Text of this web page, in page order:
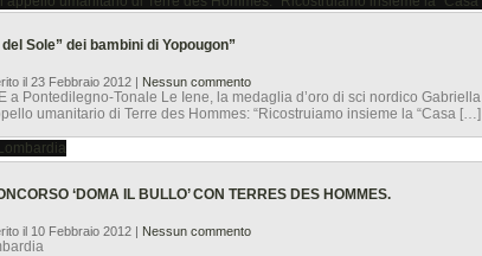
Sole” dei bambini di Yopougon”
il 23 Febbraio 2012 | Nessun commento
a Pontedilegno-Tonale Le Iene, la medaglia d’oro di sci nordico Gabriella
umanitario di Terre des Hommes: “Ricostruiamo insieme la “Casa […]
‘DOMA IL BULLO’ CON TERRES DES HOMMES.
il 10 Febbraio 2012 | Nessun commento